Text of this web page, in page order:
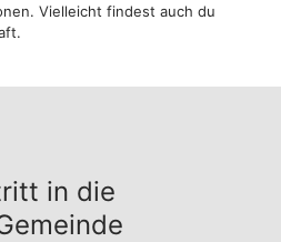
Vielleicht findest auch du
in die